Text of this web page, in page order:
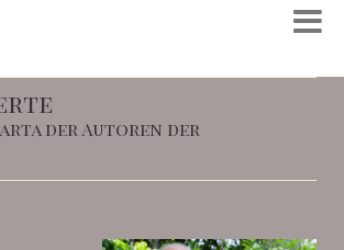
der Autoren der